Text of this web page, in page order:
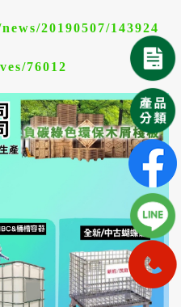
20190507/143924
76012